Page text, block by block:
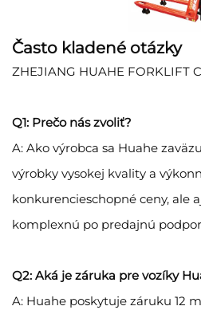
Často kladené otázky
ZHEJIANG HUAHE FORKLIFT
Q1: Prečo nás zvoliť?
A: Ako výrobca sa Huahe
výrobky vysokej kvality a
konkurencieschopné ceny, ale
komplexnú po predajnú
Q2: Aká je záruka pre vozíky
A: Huahe poskytuje záruku 12